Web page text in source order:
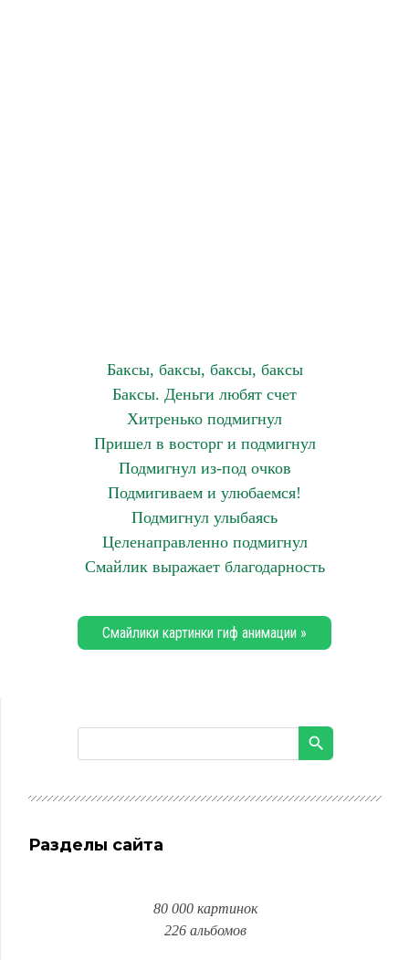
Баксы, баксы, баксы, баксы
Баксы. Деньги любят счет
Хитренько подмигнул
Пришел в восторг и подмигнул
Подмигнул из-под очков
Подмигиваем и улюбаемся!
Подмигнул улыбаясь
Целенаправленно подмигнул
Смайлик выражает благодарность
Смайлики картинки гиф анимации »
Разделы сайта
80 000 картинок
226 альбомов